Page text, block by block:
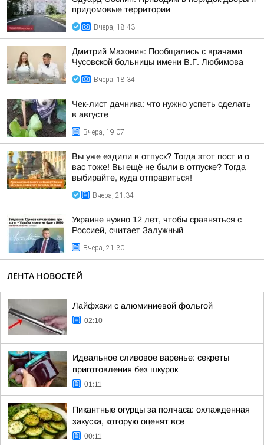
придомовые территории
Вчера, 18:43
Дмитрий Махонин: Пообщались с врачами
Чусовской больницы имени В.Г. Любимова
Вчера, 18:34
Чек-лист дачника: что нужно успеть сделать
в августе
Вчера, 19:07
Вы уже ездили в отпуск? Тогда этот пост и о
вас тоже! Вы ещё не были в отпуске? Тогда
выбирайте, куда отправиться!
Вчера, 21:34
Украине нужно 12 лет, чтобы сравняться с
Россией, считает Залужный
Вчера, 21:30
ЛЕНТА НОВОСТЕЙ
Лайфхаки с алюминиевой фольгой
02:10
Идеальное сливовое варенье: секреты
приготовления без шкурок
01:11
Пикантные огурцы за полчаса: охлажденная
закуска, которую оценят все
00:11